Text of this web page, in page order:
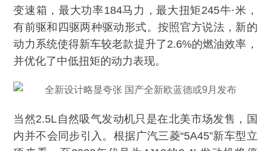
变速箱，最大功率184马力，最大扭矩245牛·米，
有前驱和四驱两种驱动形式。按照官方说法，新的
动力系统使得新车较老款提升了2.6%的燃油效率，
并优化了中低扭矩的动力表现。
当然2.5L自然吸气发动机只是在北美市场发售，国
内并不会同步引入。根据广汽三菱“5A45”新车型立